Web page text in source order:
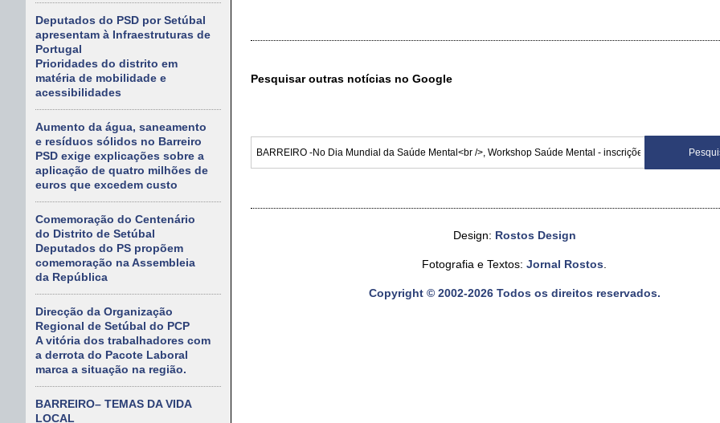
Deputados do PSD por Setúbal
apresentam à Infraestruturas de
Portugal
Prioridades do distrito em
matéria de mobilidade e
acessibilidades
Aumento da água, saneamento
e resíduos sólidos no Barreiro
PSD exige explicações sobre a
aplicação de quatro milhões de
euros que excedem custo
Comemoração do Centenário
do Distrito de Setúbal
Deputados do PS propõem
comemoração na Assembleia
da República
Direcção da Organização
Regional de Setúbal do PCP
A vitória dos trabalhadores com
a derrota do Pacote Laboral
marca a situação na região.
BARREIRO– TEMAS DA VIDA
LOCAL
Pesquisar outras notícias no Google
Design: Rostos Design
Fotografia e Textos: Jornal Rostos
Copyright © 2002-2026 Todos os direitos reservados.